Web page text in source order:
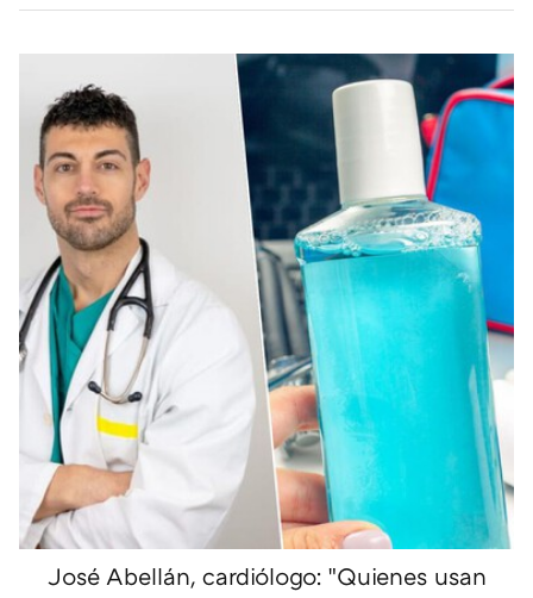
José Abellán, cardiólogo: "Quienes usan